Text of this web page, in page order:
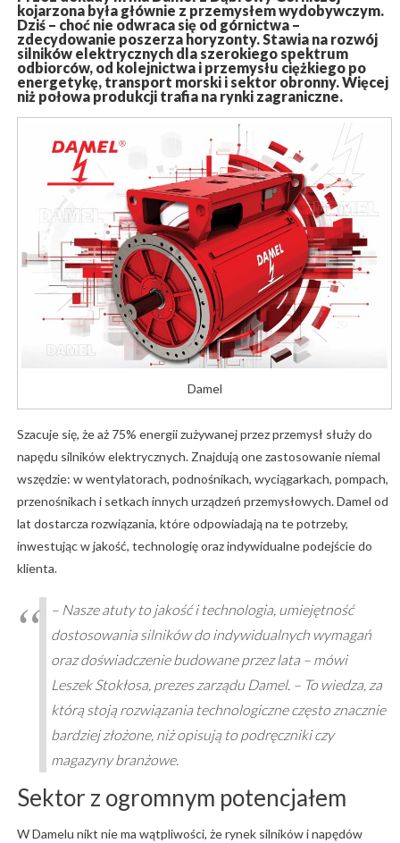
kojarzona była głównie z przemysłem wydobywczym.
Dziś – choć nie odwraca się od górnictwa –
zdecydowanie poszerza horyzonty. Stawia na rozwój
silników elektrycznych dla szerokiego spektrum
odbiorców, od kolejnictwa i przemysłu ciężkiego po
energetykę, transport morski i sektor obronny. Więcej
niż połowa produkcji trafia na rynki zagraniczne.
Damel
Szacuje się, że aż 75% energii zużywanej przez przemysł służy do
napędu silników elektrycznych. Znajdują one zastosowanie niemal
wszędzie: w wentylatorach, podnośnikach, wyciągarkach, pompach,
przenośnikach i setkach innych urządzeń przemysłowych. Damel od
lat dostarcza rozwiązania, które odpowiadają na te potrzeby,
inwestując w jakość, technologię oraz indywidualne podejście do
klienta.
– Nasze atuty to jakość i technologia, umiejętność
dostosowania silników do indywidualnych wymagań
oraz doświadczenie budowane przez lata – mówi
Leszek Stokłosa, prezes zarządu Damel. – To wiedza, za
którą stoją rozwiązania technologiczne często znacznie
bardziej złożone, niż opisują to podręczniki czy
magazyny branżowe.
Sektor z ogromnym potencjałem
W Damelu nikt nie ma wątpliwości, że rynek silników i napędów